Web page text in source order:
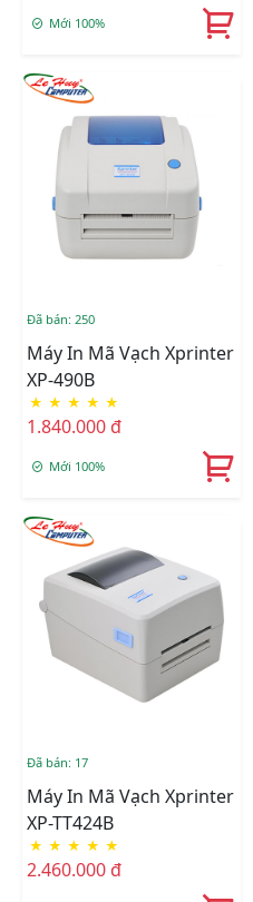
Mới 100%
Đã bán: 250
Máy In Mã Vạch Xprinter
XP-490B
★ ★ ★ ★ ★
1.840.000 đ
Mới 100%
Đã bán: 17
Máy In Mã Vạch Xprinter
XP-TT424B
★ ★ ★ ★ ★
2.460.000 đ